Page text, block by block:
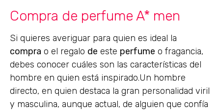
Compra de perfume A* men
Si quieres averiguar para quien es ideal la
compra o el regalo de este perfume o fragancia,
debes conocer cuáles son las características del
hombre en quien está inspirado.Un hombre
directo, en quien destaca la gran personalidad viril
y masculina, aunque actual, de alguien que confía